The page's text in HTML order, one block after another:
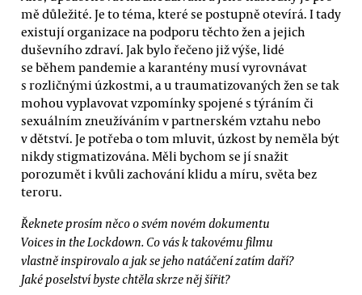
mě důležité. Je to téma, které se postupně otevírá. I tady
existují organizace na podporu těchto žen a jejich
duševního zdraví. Jak bylo řečeno již výše, lidé
se během pandemie a karantény musí vyrovnávat
s rozličnými úzkostmi, a u traumatizovaných žen se tak
mohou vyplavovat vzpomínky spojené s týráním či
sexuálním zneužíváním v partnerském vztahu nebo
v dětství. Je potřeba o tom mluvit, úzkost by neměla být
nikdy stigmatizována. Měli bychom se jí snažit
porozumět i kvůli zachování klidu a míru, světa bez
teroru.
Řeknete prosím něco o svém novém dokumentu
Voices in the Lockdown. Co vás k takovému filmu
vlastně inspirovalo a jak se jeho natáčení zatím daří?
Jaké poselství byste chtěla skrze něj šířit?